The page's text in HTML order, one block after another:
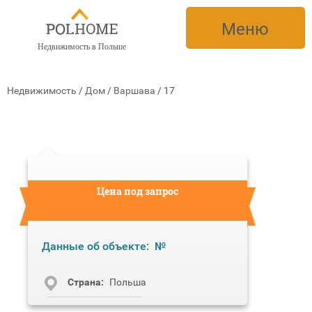
Недвижимость в Польше
Меню
Недвижимость / Дом / Варшава / 17
Цена под запрос
Данные об объекте: №
Cтрана: Польша